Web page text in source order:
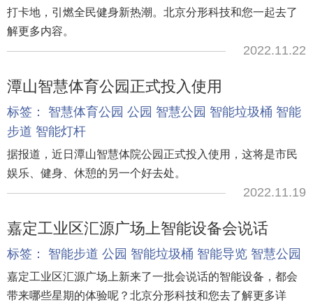
打卡地，引燃全民健身新热潮。北京分形科技和您一起去了
解更多内容。
2022.11.22
潭山智慧体育公园正式投入使用
标签： 智慧体育公园 公园 智慧公园 智能垃圾桶 智能
步道 智能灯杆
据报道，近日潭山智慧体院公园正式投入使用，这将是市民
娱乐、健身、休憩的另一个好去处。
2022.11.19
嘉定工业区汇源广场上智能设备会说话
标签： 智能步道 公园 智能垃圾桶 智能导览 智慧公园
嘉定工业区汇源广场上新来了一批会说话的智能设备，都会
带来哪些星期的体验呢？北京分形科技和您去了解更多详